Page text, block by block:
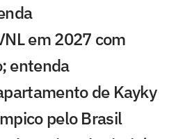
em 2027 com
entenda
de Kayky
pelo Brasil